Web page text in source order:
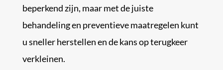
beperkend zijn, maar met de juiste
behandeling en preventieve maatregelen kunt
u sneller herstellen en de kans op terugkeer
verkleinen.